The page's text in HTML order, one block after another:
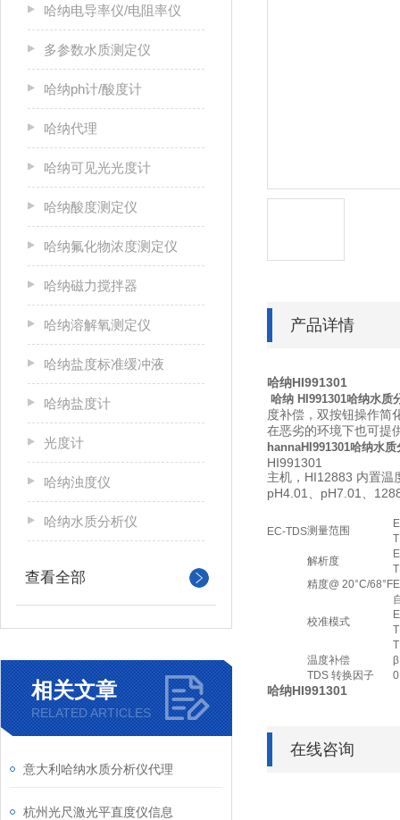
哈纳电导率仪/电阻率仪
多参数水质测定仪
哈纳ph计/酸度计
哈纳代理
哈纳可见光光度计
哈纳酸度测定仪
哈纳氟化物浓度测定仪
哈纳磁力搅拌器
哈纳溶解氧测定仪
哈纳盐度标准缓冲液
哈纳盐度计
光度计
哈纳浊度仪
哈纳水质分析仪
查看全部
相关文章
RELATED ARTICLES
意大利哈纳水质分析仪代理
杭州光尺激光平直度仪信息
产品详情
哈纳HI991301
哈纳 HI991301哈纳水质
度补偿，双按钮操作简
在恶劣的环境下也可提
hannaHI991301哈纳水质
HI991301
主机，HI12883 内置温
pH4.01、pH7.01、
EC-TDS测量范围
解析度
精度@ 20°C/68°F
校准模式
温度补偿
TDS 转换因子
哈纳HI991301
在线咨询